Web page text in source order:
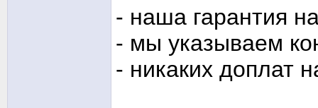
- наша гарантия
- мы указываем
- никаких доплат